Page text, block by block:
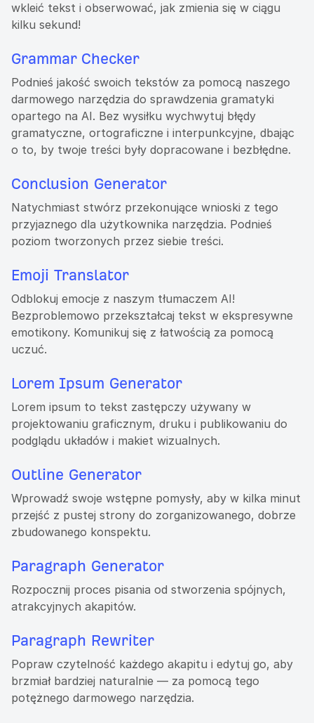
wkleić tekst i obserwować, jak zmienia się w ciągu
kilku sekund!
Grammar Checker
Podnieś jakość swoich tekstów za pomocą naszego
darmowego narzędzia do sprawdzenia gramatyki
opartego na AI. Bez wysiłku wychwytuj błędy
gramatyczne, ortograficzne i interpunkcyjne, dbając
o to, by twoje treści były dopracowane i bezbłędne.
Conclusion Generator
Natychmiast stwórz przekonujące wnioski z tego
przyjaznego dla użytkownika narzędzia. Podnieś
poziom tworzonych przez siebie treści.
Emoji Translator
Odblokuj emocje z naszym tłumaczem AI!
Bezproblemowo przekształcaj tekst w ekspresywne
emotikony. Komunikuj się z łatwością za pomocą
uczuć.
Lorem Ipsum Generator
Lorem ipsum to tekst zastępczy używany w
projektowaniu graficznym, druku i publikowaniu do
podglądu układów i makiet wizualnych.
Outline Generator
Wprowadź swoje wstępne pomysły, aby w kilka minut
przejść z pustej strony do zorganizowanego, dobrze
zbudowanego konspektu.
Paragraph Generator
Rozpocznij proces pisania od stworzenia spójnych,
atrakcyjnych akapitów.
Paragraph Rewriter
Popraw czytelność każdego akapitu i edytuj go, aby
brzmiał bardziej naturalnie — za pomocą tego
potężnego darmowego narzędzia.